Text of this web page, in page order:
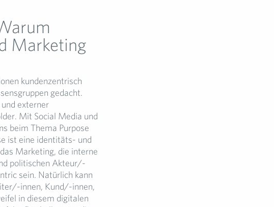
Marketing
kundenzentrisch
gedacht.
externer
Mit Social Media und
beim Thema Purpose
ist eine identitäts- und
Marketing, die interne
politischen Akteur/-
sein. Natürlich kann
innen, Kund/-innen,
in diesem digitalen